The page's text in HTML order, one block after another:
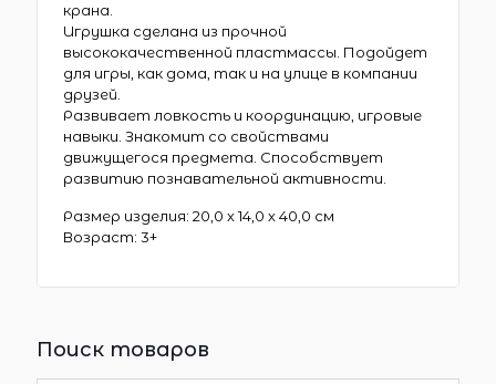
крана.
Игрушка сделана из прочной
высококачественной пластмассы. Подойдет
для игры, как дома, так и на улице в компании
друзей.
Развивает ловкость и координацию, игровые
навыки. Знакомит со свойствами
движущегося предмета. Способствует
развитию познавательной активности.
Размер изделия: 20,0 х 14,0 х 40,0 см
Возраст: 3+
Поиск товаров